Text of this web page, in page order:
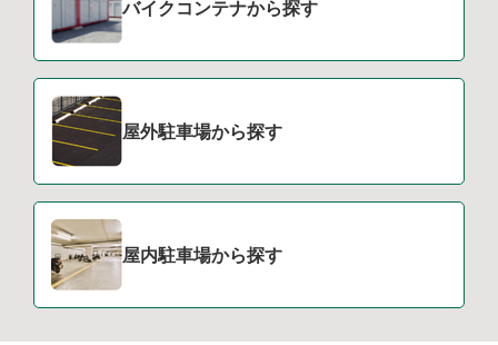
バイクコンテナから探す
屋外駐車場から探す
屋内駐車場から探す